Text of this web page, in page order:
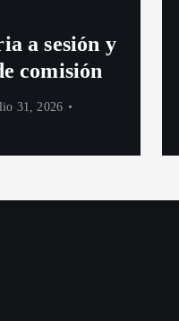
a sesión y
comisión
31, 2026